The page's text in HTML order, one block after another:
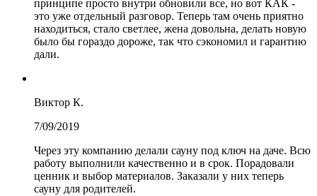
принципе просто внутри обновили все, но вот КАК -
это уже отдельный разговор. Теперь там очень приятно
находиться, стало светлее, жена довольна, делать новую
было бы гораздо дороже, так что сэкономил и гарантию
дали.
Виктор К.
7/09/2019
Через эту компанию делали сауну под ключ на даче. Всю
работу выполнили качественно и в срок. Порадовали
ценник и выбор материалов. Заказали у них теперь
сауну для родителей.